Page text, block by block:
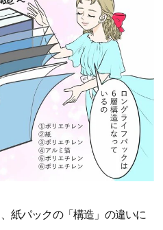
紙パックの「構造」の違いに